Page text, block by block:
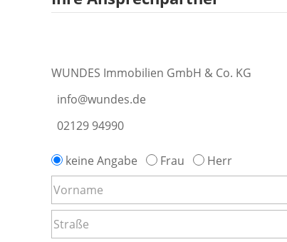
WUNDES Immobilien GmbH & Co. KG
info@wundes.de
02129 94990
keine Angabe Frau Herr